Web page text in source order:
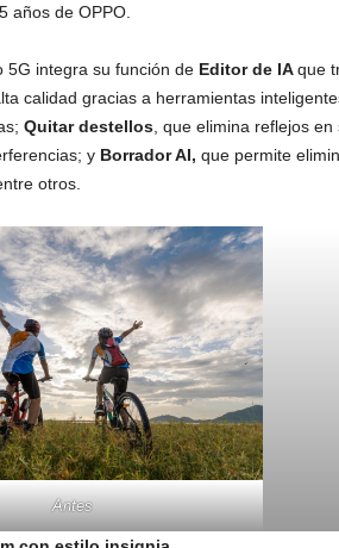
años de OPPO.
5G integra su función de Editor de IAque
calidad gracias a herramientas
Quitar destellos, que elimina reflejos
y Borrador AI, que permite
otros.
Antes